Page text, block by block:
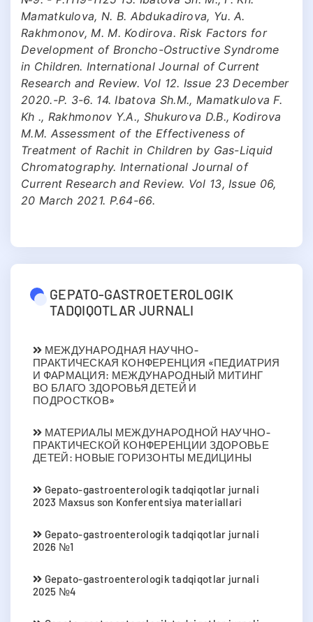
Mamatkulova, N. B. Abdukadirova, Yu. A.
Rakhmonov, M. M. Kodirova. Risk Factors for
Development of Broncho-Ostructive Syndrome
in Children. International Journal of Current
Research and Review. Vol 12. Issue 23 December
2020.-P. 3-6. 14. Ibatova Sh.M., Mamatkulova F.
Kh ., Rakhmonov Y.A., Shukurova D.B., Kodirova
M.M. Assessment of the Effectiveness of
Treatment of Rachit in Children by Gas-Liquid
Chromatography. International Journal of
Current Research and Review. Vol 13, Issue 06,
20 March 2021. P.64-66.
GEPATO-GASTROETEROLOGIK
TADQIQOTLAR JURNALI
МЕЖДУНАРОДНАЯ НАУЧНО-
ПРАКТИЧЕСКАЯ КОНФЕРЕНЦИЯ «ПЕДИАТРИЯ
И ФАРМАЦИЯ: МЕЖДУНАРОДНЫЙ МИТИНГ
ВО БЛАГО ЗДОРОВЬЯ ДЕТЕЙ И
ПОДРОСТКОВ»
МАТЕРИАЛЫ МЕЖДУНАРОДНОЙ НАУЧНО-
ПРАКТИЧЕСКОЙ КОНФЕРЕНЦИИ ЗДОРОВЬЕ
ДЕТЕЙ: НОВЫЕ ГОРИЗОНТЫ МЕДИЦИНЫ
Gepato-gastroenterologik tadqiqotlar jurnali
2023 Мaxsus son Konferentsiya materiallari
Gepato-gastroenterologik tadqiqotlar jurnali
2026 №1
Gepato-gastroenterologik tadqiqotlar jurnali
2025 №4